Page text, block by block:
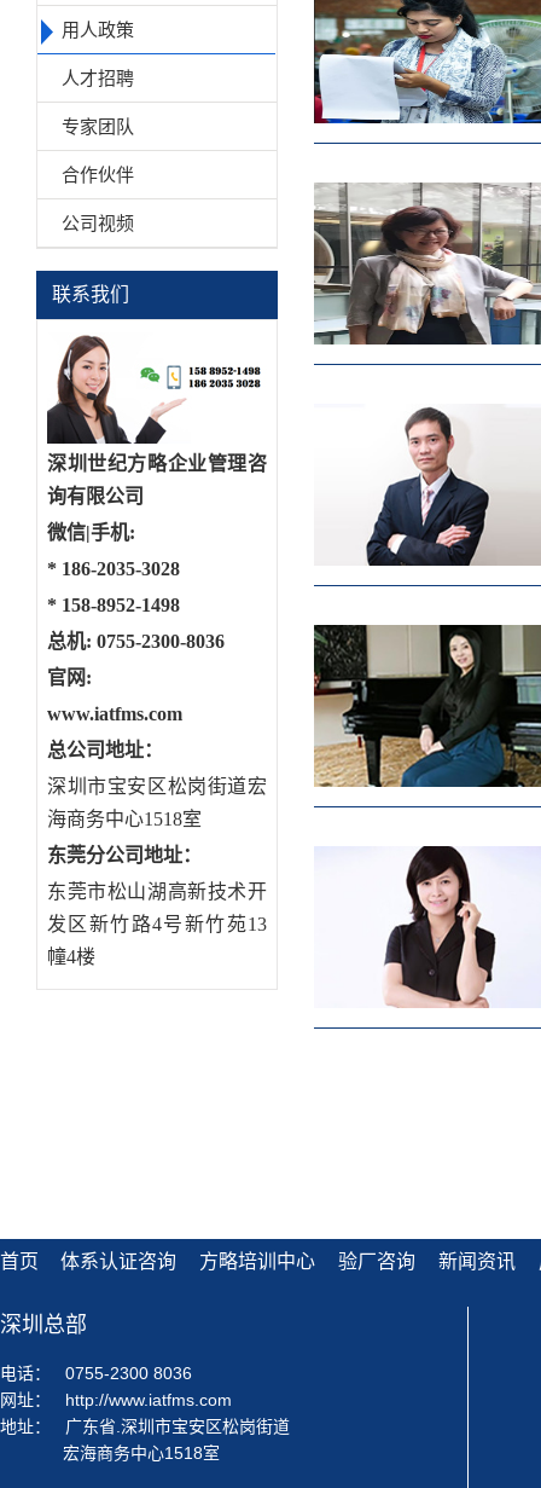
用人政策
人才招聘
专家团队
合作伙伴
公司视频
联系我们
深圳世纪方略企业管理咨
询有限公司
微信|手机:
* 186-2035-3028
* 158-8952-1498
总机: 0755-2300-8036
官网:
www.iatfms.com
总公司地址：
深圳市宝安区松岗街道宏
海商务中心1518室
东莞分公司地址：
东莞市松山湖高新技术开
发区新竹路4号新竹苑13
幢4楼
首页 体系认证咨询 方略培训中心 验厂咨询 新闻资讯
深圳总部
电话：
0755-2300 8036
网址：
http://www.iatfms.com
地址：
广东省.深圳市宝安区松岗街道
宏海商务中心1518室